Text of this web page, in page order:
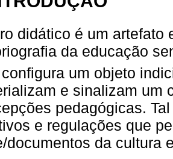
didático é um artefato
da educação
um objeto
e sinalizam um
pedagógicas.
e regulações que
documentos da cultura